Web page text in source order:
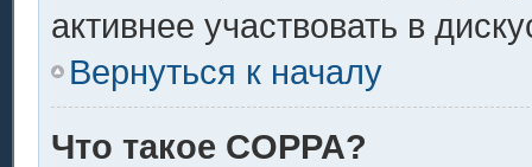
активнее участвовать в
Вернуться к началу
Что такое COPPA?